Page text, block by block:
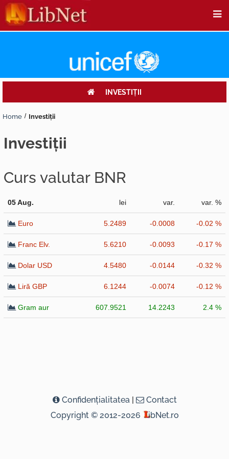
INVESTIŢII
Home Investiţii
investiţii
Curs valutar BNR
05 Aug. lei var. var. %
Euro 5.2489 -0.0008 -0.02 %
Franc Elv. 5.6210 -0.0093 -0.17 %
Dolar USD 4.5480 -0.0144 -0.32 %
Liră GBP 6.1244 -0.0074 -0.12 %
Gram aur 607.9521 14.2243 2.4 %
Confidenţialitatea |
Contact
Copyright © 2012-2026
ibNet.ro